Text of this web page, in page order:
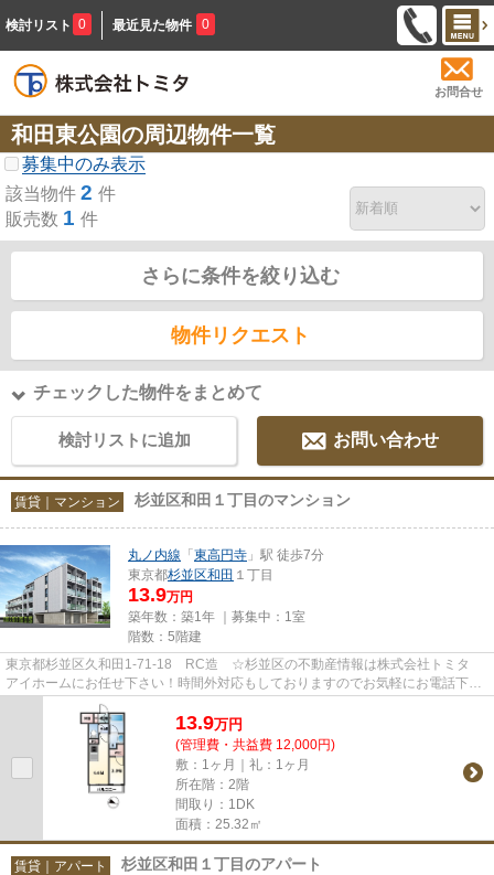
検討リスト 0 最近見た物件 0
お問合せ
和田東公園の周辺物件一覧
募集中のみ表示
該当物件 2 件
販売数 1 件
さらに条件を絞り込む
物件リクエスト
チェックした物件をまとめて
検討リストに追加 お問い合わせ
賃貸｜マンション 杉並区和田１丁目のマンション
丸ノ内線 「 東高円寺 」駅 徒歩7分
東京都杉並区和田 １丁目
13.9万円
築年数：築1年 ｜募集中： 1室
階数：5階建
東京都杉並区久和田1-71-18 RC造 ☆杉並区の不動産情報は株式会社トミタ
アイホームにお任せ下さい！時間外対応もしておりますのでお気軽にお電話下さ
13.9万円
(管理費・共益費 12,000円)
敷：1ヶ月｜礼：1ヶ月
所在階：2階
間取り：1DK
面積：25.32㎡
賃貸｜アパート 杉並区和田１丁目のアパート